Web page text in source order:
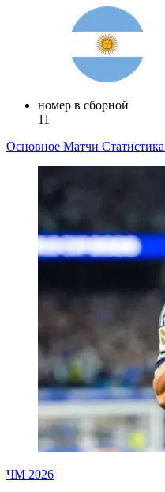
номер в сборной
11
Основное Матчи Статистика
ЧМ 2026